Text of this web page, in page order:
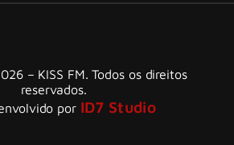
– KISS FM. Todos os direitos
reservados.
por ID7 Studio